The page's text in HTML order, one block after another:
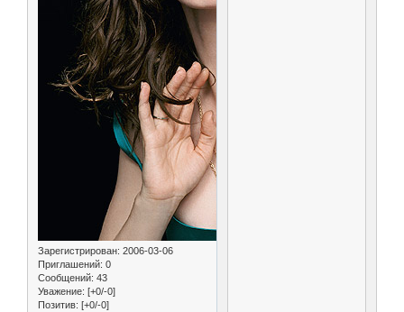
Зарегистрирован: 2006-03-06
Приглашений: 0
Сообщений: 43
Уважение: [+0/-0]
Позитив: [+0/-0]